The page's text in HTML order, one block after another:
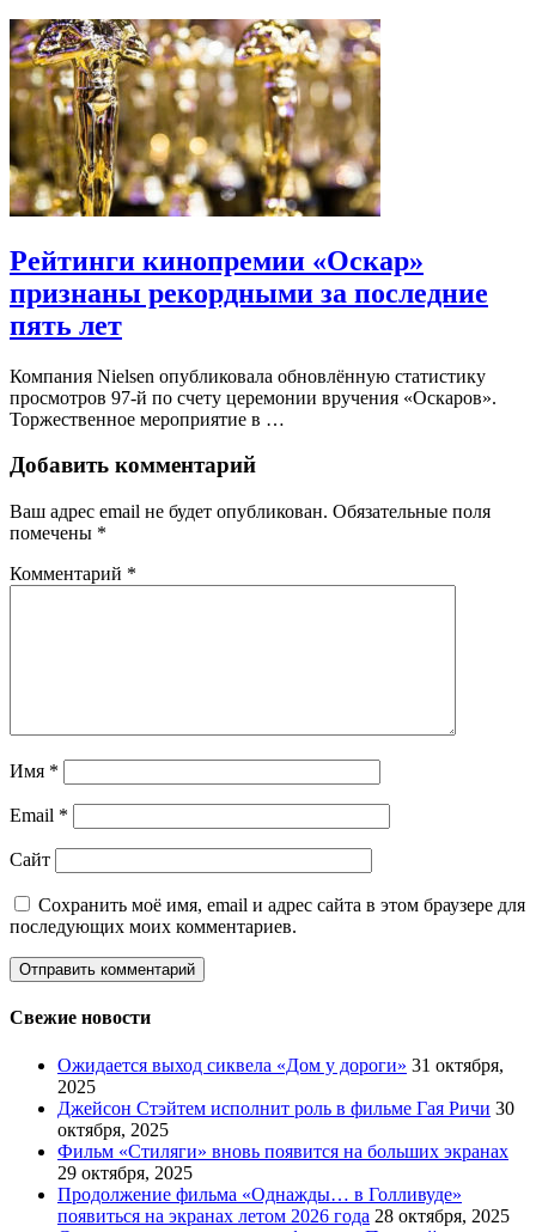
Рейтинги кинопремии «Оскар»
признаны рекордными за последние
пять лет
Компания Nielsen опубликовала обновлённую статистику
просмотров 97-й по счету церемонии вручения «Оскаров».
Торжественное мероприятие в …
Добавить комментарий
Ваш адрес email не будет опубликован. Обязательные поля
помечены *
Комментарий *
Имя *
Email *
Сайт
Сохранить моё имя, email и адрес сайта в этом браузере для
последующих моих комментариев.
Свежие новости
Ожидается выход сиквела «Дом у дороги» 31 октября,
2025
Джейсон Стэйтем исполнит роль в фильме Гая Ричи 30
октября, 2025
Фильм «Стиляги» вновь появится на больших экранах
29 октября, 2025
Продолжение фильма «Однажды… в Голливуде»
появиться на экранах летом 2026 года 28 октября, 2025